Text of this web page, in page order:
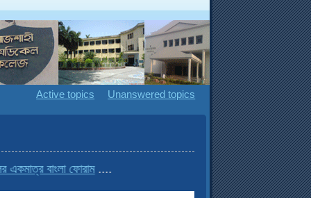
Active topics Unanswered topics
বাংলা ফোরাম....